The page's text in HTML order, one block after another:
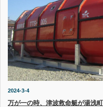
2024-3-4
万が一の時、津波救命艇が湯浅